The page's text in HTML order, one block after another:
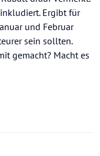
Ergibt für
und Februar
sein sollten.
gemacht? Macht es